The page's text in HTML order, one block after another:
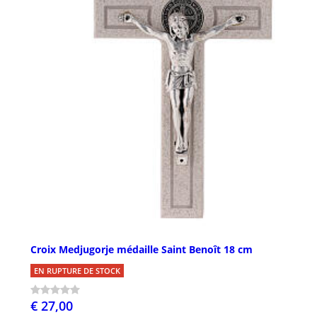
Croix Medjugorje médaille Saint Benoît 18 cm
EN RUPTURE DE STOCK
€ 27,00